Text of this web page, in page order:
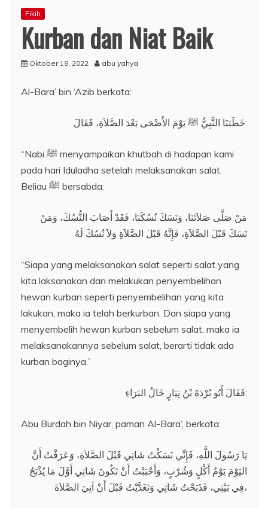
Fikih
Kurban dan Niat Baik
Oktober 18, 2022 abu yahya
Al-Bara’ bin ‘Azib berkata:
خَطَبَنَا النَّبِيُّ ﷺ يَوْمَ الأَضْحَى بَعْدَ الصَّلاَةِ، فَقَالَ:
“Nabi ﷺ menyampaikan khutbah di hadapan kami
pada hari Iduladha setelah melaksanakan salat.
Beliau ﷺ bersabda:
مَنْ صَلَّى صَلاَتَنَا، وَنَسَكَ نُسُكَنَا، فَقَدْ أَصَابَ النُّسُكَ، وَمَنْ
نَسَكَ قَبْلَ الصَّلاَةِ، فَإِنَّهُ قَبْلَ الصَّلاَةِ وَلاَ نُسُكَ لَهُ
“Siapa yang melaksanakan salat seperti salat yang
kita laksanakan dan melakukan penyembelihan
hewan kurban seperti penyembelihan yang kita
lakukan, maka ia telah berkurban. Dan siapa yang
menyembelih hewan kurban sebelum salat, maka ia
melaksanakannya sebelum salat, berarti tidak ada
kurban baginya.”
فَقَالَ أَبُو بُرْدَةَ بْنُ نِيَارٍ خَالُ البَرَاءِ:
Abu Burdah bin Niyar, paman Al-Bara’, berkata:
يَا رَسُولَ اللَّهِ، فَإِنِّي نَسَكْتُ شَاتِي قَبْلَ الصَّلاَةِ، وَعَرَفْتُ أَنَّ
اليَوْمَ يَوْمُ أَكْلٍ وَشُرْبٍ، وَأَحْبَبْتُ أَنْ تَكُونَ شَاتِي أَوَّلَ مَا يُذْبَحُ
فِي بَيْتِي، فَذَبَحْتُ شَاتِي وَتَغَدَّيْتُ قَبْلَ أَنْ آتِيَ الصَّلاَةَ،